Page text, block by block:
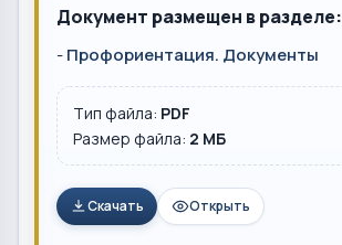
Документ размещен в разделе:
-Профориентация. Документы
Тип файла: PDF
Размер файла: 2 MБ
Скачать Открыть